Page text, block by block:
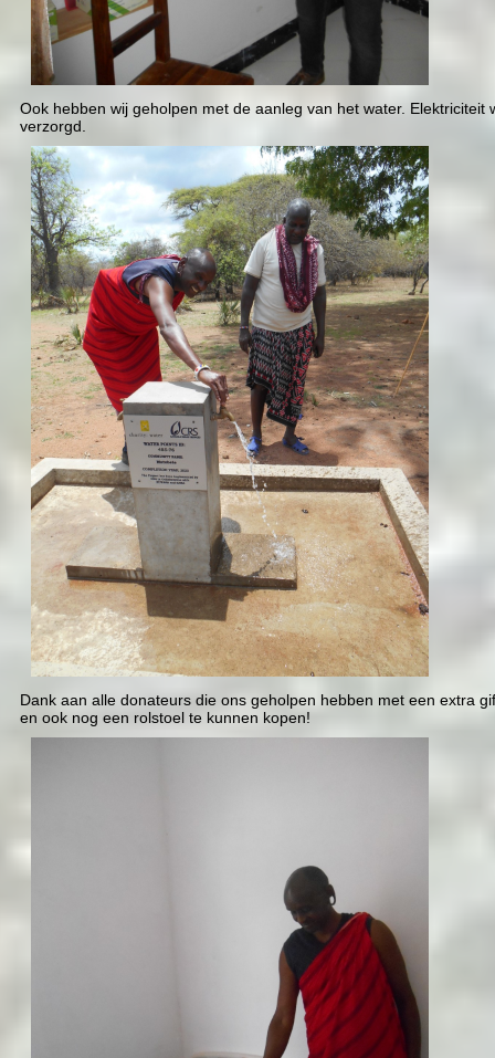
Ook hebben wij geholpen met de aanleg van het water. Elektriciteit
verzorgd.
Dank aan alle donateurs die ons geholpen hebben met een extra
en ook nog een rolstoel te kunnen kopen!